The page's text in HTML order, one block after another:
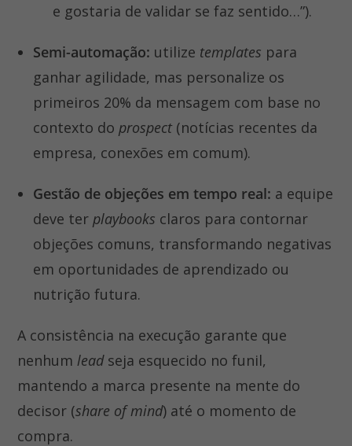
e gostaria de validar se faz sentido…”).
Semi-automação: utilize templates para
ganhar agilidade, mas personalize os
primeiros 20% da mensagem com base no
contexto do prospect(notícias recentes da
empresa, conexões em comum).
Gestão de objeções em tempo real: a equipe
deve ter playbooks claros para contornar
objeções comuns, transformando negativas
em oportunidades de aprendizado ou
nutrição futura.
A consistência na execução garante que
nenhum leadseja esquecido no funil,
mantendo a marca presente na mente do
decisor (share of mind) até o momento de
compra.